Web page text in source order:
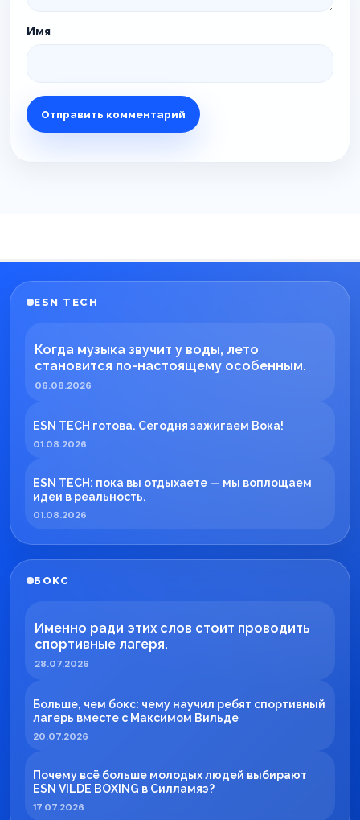
Имя
ESN TECH
Когда музыка звучит у воды, лето
становится по-настоящему особенным.
06.08.2026
ESN TECH готова. Сегодня зажигаем Вока!
01.08.2026
ESN TECH: пока вы отдыхаете — мы воплощаем
идеи в реальность.
01.08.2026
БОКС
Именно ради этих слов стоит проводить
спортивные лагеря.
28.07.2026
Больше, чем бокс: чему научил ребят спортивный
лагерь вместе с Максимом Вильде
20.07.2026
Почему всё больше молодых людей выбирают
ESN VILDE BOXING в Силламяэ?
17.07.2026